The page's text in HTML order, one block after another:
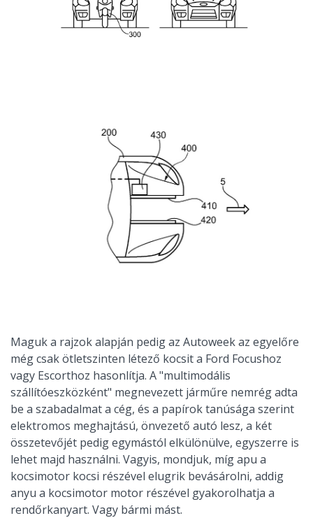
Maguk a rajzok alapján pedig az Autoweek az egyelőre
még csak ötletszinten létező kocsit a Ford Focushoz
vagy Escorthoz hasonlítja. A "multimodális
szállítóeszközként" megnevezett járműre nemrég adta
be a szabadalmat a cég, és a papírok tanúsága szerint
elektromos meghajtású, önvezető autó lesz, a két
összetevőjét pedig egymástól elkülönülve, egyszerre is
lehet majd használni. Vagyis, mondjuk, míg apu a
kocsimotor kocsi részével elugrik bevásárolni, addig
anyu a kocsimotor motor részével gyakorolhatja a
rendőrkanyart. Vagy bármi mást.